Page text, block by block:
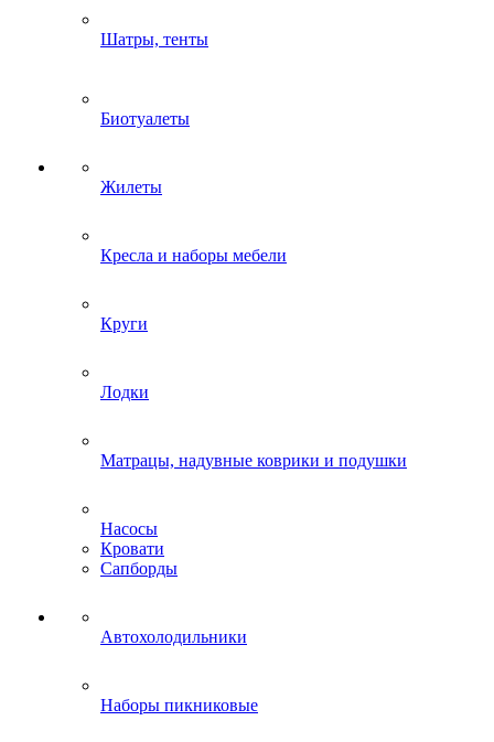
Шатры, тенты
Биотуалеты
Жилеты
Кресла и наборы мебели
Круги
Лодки
Матрацы, надувные коврики и подушки
Насосы
Кровати
Сапборды
Автохолодильники
Наборы пикниковые